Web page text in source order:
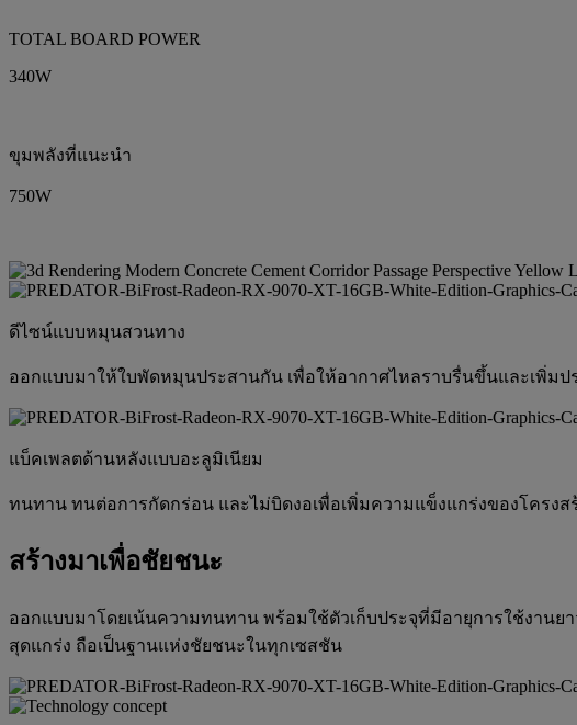
TOTAL BOARD POWER
340W
ขุมพลังที่แนะนำ
750W
ดีไซน์แบบหมุนสวนทาง
ออกแบบมาให้ใบพัดหมุนประสานกัน เพื่อให้อากาศไหลราบรื่นขึ้นและเพิ่ม
แบ็คเพลตด้านหลังแบบอะลูมิเนียม
ทนทาน ทนต่อการกัดกร่อน และไม่บิดงอเพื่อเพิ่มความแข็งแกร่งของโคร
สร้างมาเพื่อชัยชนะ
ออกแบบมาโดยเน้นความทนทาน พร้อมใช้ตัวเก็บประจุที่มีอายุการใช้งานย
สุดแกร่ง ถือเป็นฐานแห่งชัยชนะในทุกเซสชัน